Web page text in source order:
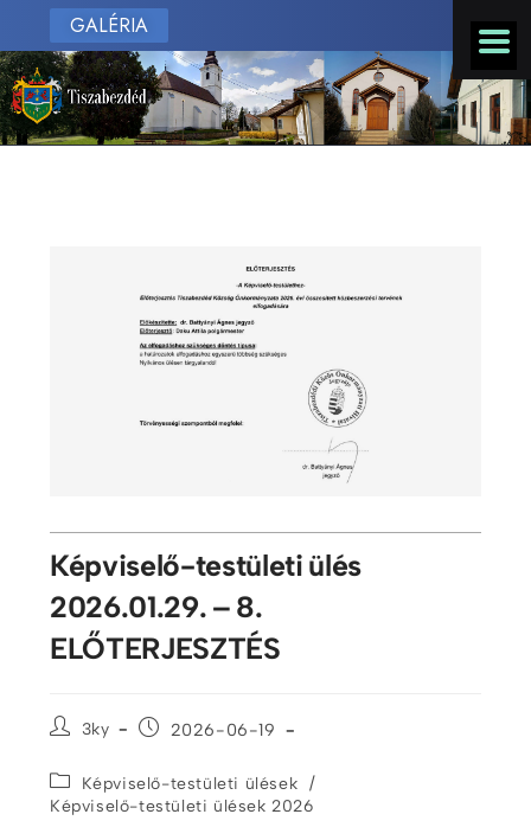
GALÉRIA
Képviselő-testületi ülés
2026.01.29. – 8.
ELŐTERJESZTÉS
3ky 2026-06-19
Képviselő-testületi ülések /
Képviselő-testületi ülések 2026